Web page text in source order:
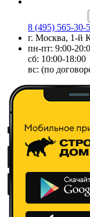
8 (495) 565-30-
г. Москва, 1-й
пн-пт: 9:00-
сб: 10:00-18:00
вс: (по